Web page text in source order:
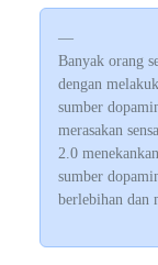
Banyak orang
dengan
sumber
merasakan
2.0
sumber
berlebihan dan